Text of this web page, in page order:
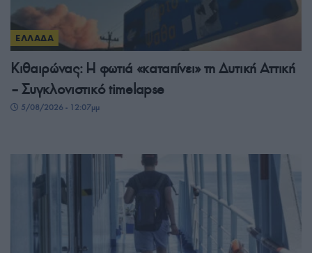
ΕΛΛΑΔΑ
Κιθαιρώνας: Η φωτιά «καταπίνει» τη Δυτική Αττική
– Συγκλονιστικό timelapse
5/08/2026 - 12:07μμ